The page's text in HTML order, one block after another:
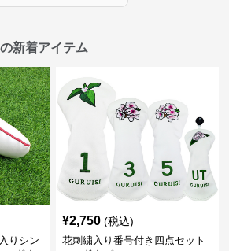
新着アイテム
りシン
¥2,750 (税込)
花刺繍入り番号付き四点セット